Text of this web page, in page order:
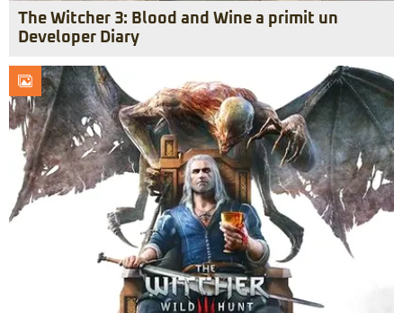
The Witcher 3: Blood and Wine a primit un
Developer Diary